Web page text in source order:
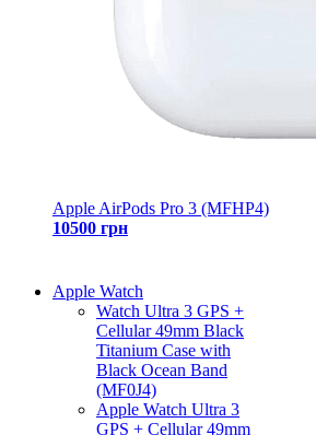
Apple AirPods Pro 3 (MFHP4)
10500 грн
Apple Watch
Watch Ultra 3 GPS +
Cellular 49mm Black
Titanium Case with
Black Ocean Band
(MF0J4)
Apple Watch Ultra 3
GPS + Cellular 49mm